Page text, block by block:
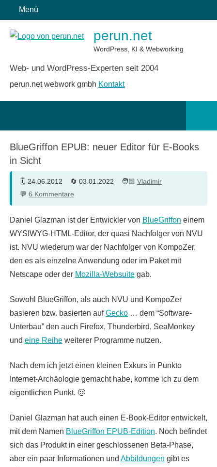
Inhalt
springen
Menü
perun.net
WordPress, KI & Webworking
Web- und WordPress-Experten seit 2004
perun.net webwork gmbh Kontakt
BlueGriffon EPUB: neuer Editor für E-Books
in Sicht
24.06.2012 03.01.2022
Vladimir
6 Kommentare
Daniel Glazman ist der Entwickler von BlueGriffon einem
WYSIWYG-HTML-Editor, der quasi Nachfolger von NVU
ist. NVU wiederum war der Nachfolger von KompoZer,
den es als einzelne Anwendung oder im Paket mit
Netscape oder der Mozilla-Websuite gab.
Sowohl BlueGriffon, als auch NVU und KompoZer
basieren bzw. basierten aufGecko … dem “Software-
Unterbau” den auch Firefox, Thunderbird, SeaMonkey
und eine Reihe weiterer Programme nutzen.
Nach dem ich jetzt einen kleinen Exkurs in Punkto
Internet-Archäologie gemacht habe, komme ich zu dem
eigentlichen Punkt. 🙂
Daniel Glazman hat auch einen E-Book-Editor entwickelt,
mit dem Namen BlueGriffon EPUB-Edition. Noch befindet
sich das Produkt in einer geschlossenen Beta-Phase,
aber ein paar Informationen und Abbildungen gibt es